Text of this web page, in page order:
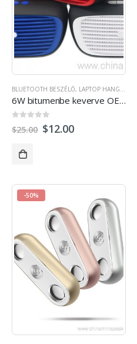
BLUETOOTH BESZÉLŐ, LAPTOP HANGSZÓRÓ
6W bitumenbe keverve OEM színes bluetooth hangszóró, a kihangosító, FM-rádió alacsony nehéz basszus
$25.00 $12.00
-50%